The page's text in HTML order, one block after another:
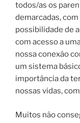
todos/as os
demarcadas,
possibilidade de
com acesso a
nossa conexão
um sistema
importância da
nossas vidas,
Muitos não